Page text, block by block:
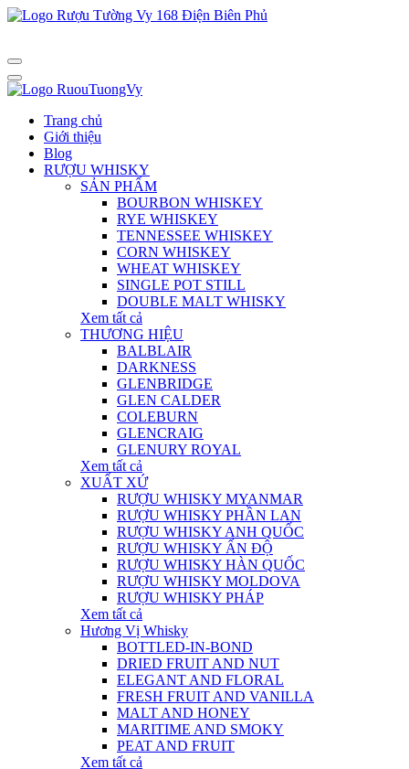
Trang chủ
Giới thiệu
Blog
RƯỢU WHISKY
SẢN PHẨM
BOURBON WHISKEY
RYE WHISKEY
TENNESSEE WHISKEY
CORN WHISKEY
WHEAT WHISKEY
SINGLE POT STILL
DOUBLE MALT WHISKY
Xem tất cả
THƯƠNG HIỆU
BALBLAIR
DARKNESS
GLENBRIDGE
GLEN CALDER
COLEBURN
GLENCRAIG
GLENURY ROYAL
Xem tất cả
XUẤT XỨ
RƯỢU WHISKY MYANMAR
RƯỢU WHISKY PHẦN LAN
RƯỢU WHISKY ANH QUỐC
RƯỢU WHISKY ẤN ĐỘ
RƯỢU WHISKY HÀN QUỐC
RƯỢU WHISKY MOLDOVA
RƯỢU WHISKY PHÁP
Xem tất cả
Hương Vị Whisky
BOTTLED-IN-BOND
DRIED FRUIT AND NUT
ELEGANT AND FLORAL
FRESH FRUIT AND VANILLA
MALT AND HONEY
MARITIME AND SMOKY
PEAT AND FRUIT
Xem tất cả